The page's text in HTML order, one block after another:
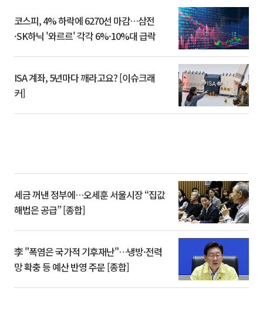
코스피, 4% 하락에 6270선 마감…삼전
·SK하닉 '와르르' 각각 6%·10%대 급락
ISA 계좌, 5년마다 깨라고요? [이슈크래
커]
세금 꺼낸 정부에…오세훈 서울시장 “집값
해법은 공급” [종합]
李 "폭염은 국가적 기후재난"…냉방·전력
망 확충 등 예산 반영 주문 [종합]